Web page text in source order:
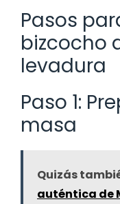
Pasos
bizcocho
levadura
Paso 1:
masa
Quizás
auténtica de